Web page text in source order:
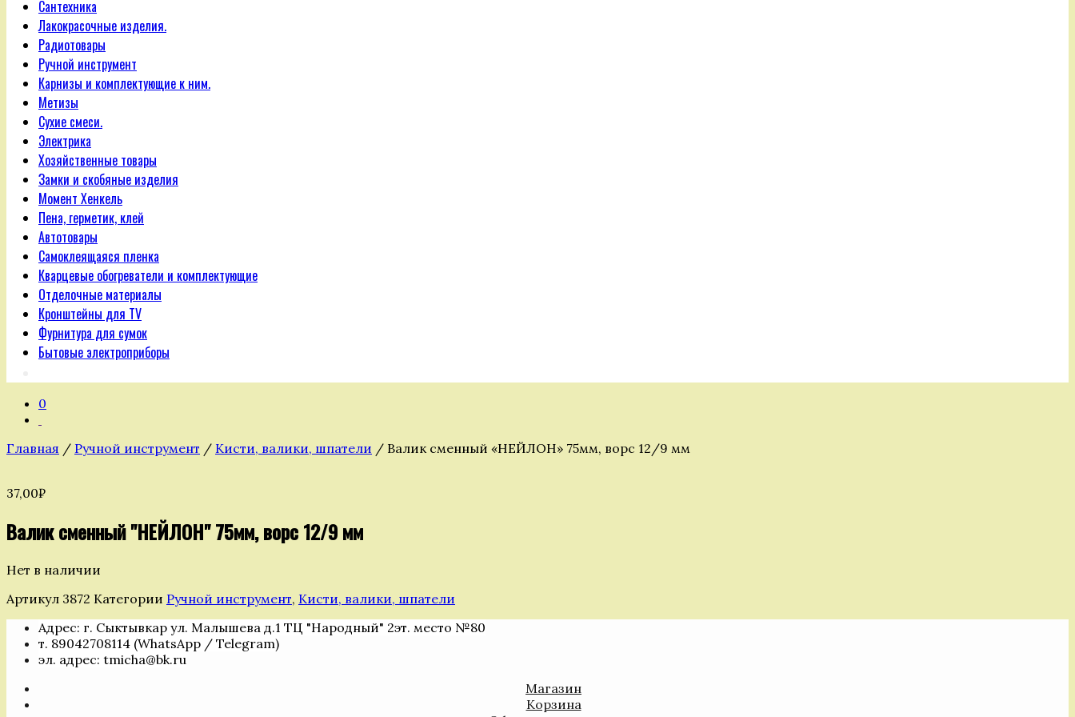
Сантехника
Лакокрасочные изделия.
Радиотовары
Ручной инструмент
Карнизы и комплектующие к ним.
Метизы
Сухие смеси.
Электрика
Хозяйственные товары
Замки и скобяные изделия
Момент Хенкель
Пена, герметик, клей
Автотовары
Самоклеящаяся пленка
Кварцевые обогреватели и комплектующие
Отделочные материалы
Кронштейны для TV
Фурнитура для сумок
Бытовые электроприборы
0
Главная / Ручной инструмент / Кисти, валики, шпатели / Валик сменный «НЕЙЛОН» 75мм, ворс 12/9 мм
37,00₽
Валик сменный "НЕЙЛОН" 75мм, ворс 12/9 мм
Нет в наличии
Артикул 3872 Категории Ручной инструмент, Кисти, валики, шпатели
Адрес: г. Сыктывкар ул. Малышева д.1 ТЦ "Народный" 2эт. место №80
т. 89042708114 (WhatsApp / Telegram)
эл. адрес: tmicha@bk.ru
Магазин
Корзина